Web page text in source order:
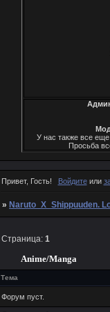
У нас также все
Просьба
Привет, Гость! Войдитеили
»Naruto_X_Shippuuden.
Anime/Manga
Страница:1
Тема
Форум пуст.